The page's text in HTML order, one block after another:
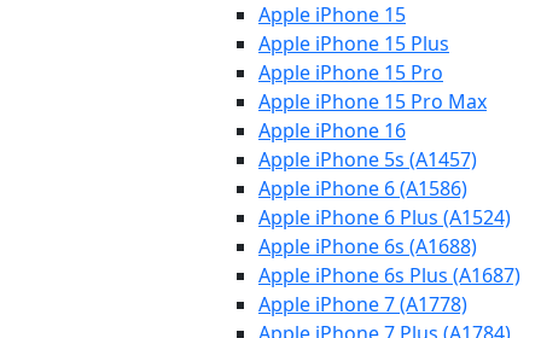
Apple iPhone 15
Apple iPhone 15 Plus
Apple iPhone 15 Pro
Apple iPhone 15 Pro Max
Apple iPhone 16
Apple iPhone 5s (A1457)
Apple iPhone 6 (A1586)
Apple iPhone 6 Plus (A1524)
Apple iPhone 6s (A1688)
Apple iPhone 6s Plus (A1687)
Apple iPhone 7 (A1778)